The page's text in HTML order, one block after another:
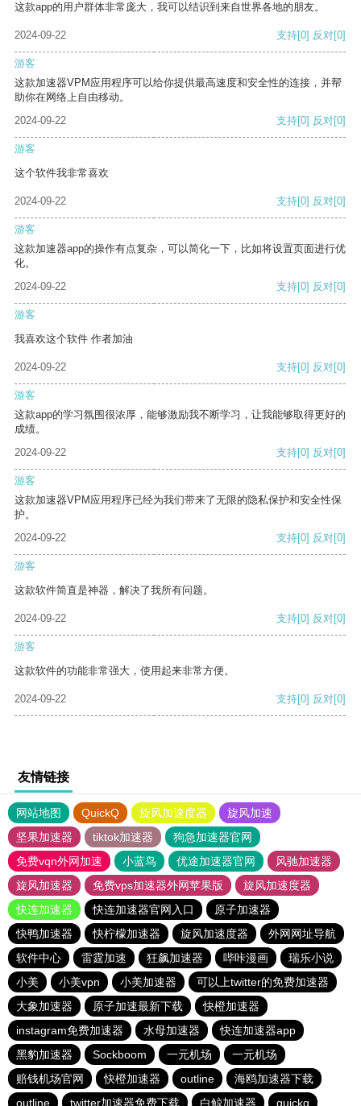
这款app的用户群体非常庞大，我可以结识到来自世界各地的朋友。
2024-09-22 支持[0] 反对[0]
游客
这款加速器VPM应用程序可以给你提供最高速度和安全性的连接，并帮
助你在网络上自由移动。
2024-09-22
支持[0] 反对[0]
游客
这个软件我非常喜欢
2024-09-22 支持[0] 反对[0]
游客
这款加速器app的操作有点复杂，可以简化一下，比如将设置页面进行优
化。
2024-09-22
支持[0] 反对[0]
游客
我喜欢这个软件 作者加油
2024-09-22 支持[0] 反对[0]
游客
这款app的学习氛围很浓厚，能够激励我不断学习，让我能够取得更好的
成绩。
2024-09-22
支持[0] 反对[0]
游客
这款加速器VPM应用程序已经为我们带来了无限的隐私保护和安全性保
护。
2024-09-22
支持[0] 反对[0]
游客
这款软件简直是神器，解决了我所有问题。
2024-09-22 支持[0] 反对[0]
游客
这款软件的功能非常强大，使用起来非常方便。
2024-09-22 支持[0] 反对[0]
友情链接
网站地图 QuickQ 旋风加速度器
旋风加速
坚果加速器
tiktok加速器
狗急加速器官网
免费vqn外网加速
小蓝鸟 优途加速器官网
风驰加速器
旋风加速器
免费vps加速器外网苹果版
旋风加速度器
快连加速器
快连加速器官网入口
原子加速器
快鸭加速器
快柠檬加速器 旋风加速度器
外网网址导航
软件中心
雷霆加速 狂飙加速器 哔咔漫画
瑞乐小说
小美
小美vpn 小美加速器
可以上twitter的免费加速器
大象加速器
原子加速最新下载
快橙加速器
instagram免费加速器
水母加速器
快连加速器app
黑豹加速器
Sockboom 一元机场
一元机场
赔钱机场官网
快橙加速器 outline
海鸥加速器下载
outline
twitter加速器免费下载 白鲸加速器 quickq